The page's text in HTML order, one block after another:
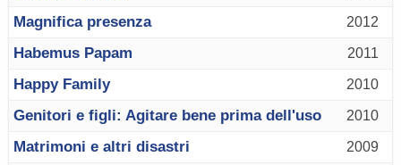
2012
Magnifica presenza
2011
Habemus Papam
2010
Happy Family
2010
Genitori e figli: Agitare bene prima dell'uso
2009
Matrimoni e altri disastri